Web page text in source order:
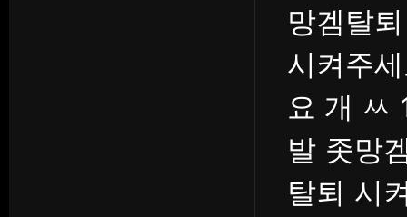
망겜탈
시켜주
요 개 ㅆ
발 좃망
탈퇴 시